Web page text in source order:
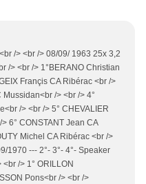
/> <br /> 08/09/ 1963 25x 3,2
/> <br /> 1°BERANO Christian
Françis CA Ribérac <br />
/> <br /> 4°
/> <br /> 5° CHEVALIER
6° CONSTANT Jean CA
Michel CA Ribérac <br />
1970 --- 2°- 3°- 4°- Speaker
/> 1° ORILLON
Pons<br /> <br />